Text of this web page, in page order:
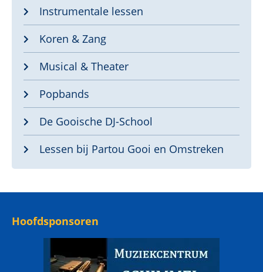
Instrumentale lessen
Koren & Zang
Musical & Theater
Popbands
De Gooische DJ-School
Lessen bij Partou Gooi en Omstreken
Hoofdsponsoren